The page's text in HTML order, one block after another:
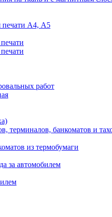
печати А4, А5
работ
терминалов, банкоматов и
из термобумаги
за автомобилем